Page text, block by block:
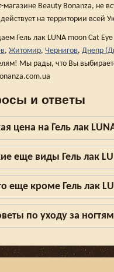
магазине Beauty Bonanza, не
на территории всей
Гель лак LUNA moon Cat
, Житомир, Чернигов, Днепр
Мы рады, что Вы
и ответы
цена на Гель лак
еще виды Гель лак
еще кроме Гель лак
по уходу за